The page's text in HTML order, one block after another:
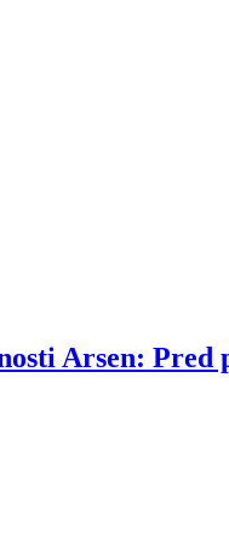
Arsen: